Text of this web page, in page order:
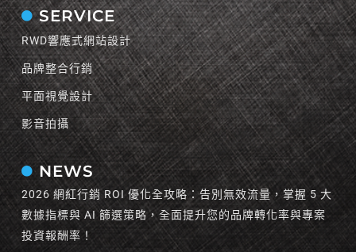
SERVICE
RWD響應式網站設計
品牌整合行銷
平面視覺設計
影音拍攝
NEWS
2026 網紅行銷 ROI 優化全攻略：告別無效流量，掌握 5 大
數據指標與 AI 篩選策略，全面提升您的品牌轉化率與專案
投資報酬率！